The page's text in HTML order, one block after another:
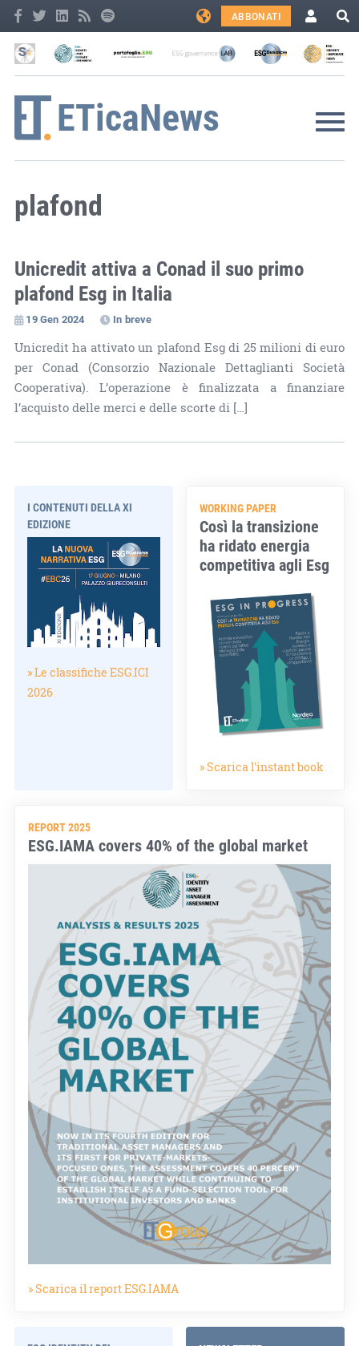
ABBONATI
plafond
Unicredit attiva a Conad il suo primo
plafond Esg in Italia
19 Gen 2024 In breve
Unicredit ha attivato un plafond Esg di 25 milioni di euro
per Conad (Consorzio Nazionale Dettaglianti Società
Cooperativa). L’operazione è finalizzata a finanziare
l’acquisto delle merci e delle scorte di […]
I CONTENUTI DELLA XI
EDIZIONE
» Le classifiche ESG.ICI
2026
WORKING PAPER
Così la transizione
ha ridato energia
competitiva agli Esg
» Scarica l'instant book
REPORT 2025
ESG.IAMA covers 40% of the global market
» Scarica il report ESG.IAMA